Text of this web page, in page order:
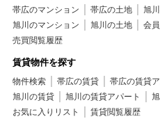
帯広のマンション
帯広の土地 旭
旭川のマンション
旭川の土地 会
売買閲覧履歴
賃貸物件を探す
物件検索 帯広の賃貸 帯広の賃貸
旭川の賃貸
旭川の賃貸アパート
お気に入りリスト
賃貸閲覧履歴